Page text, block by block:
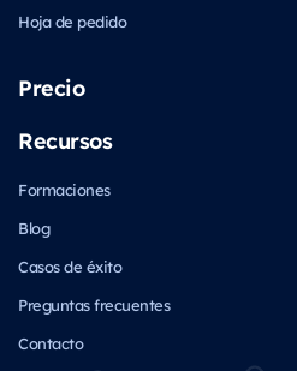
Hoja de pedido
Precio
Recursos
Formaciones
Blog
Casos de éxito
Preguntas frecuentes
Contacto